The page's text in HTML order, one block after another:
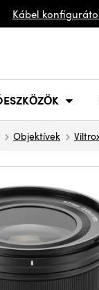
Kábel
Objektívek